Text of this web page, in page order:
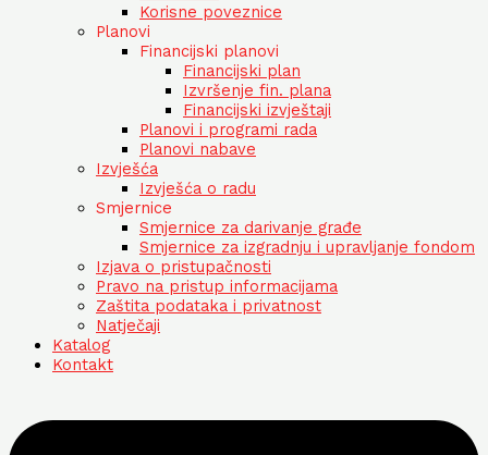
Korisne poveznice
Planovi
Financijski planovi
Financijski plan
Izvršenje fin. plana
Financijski izvještaji
Planovi i programi rada
Planovi nabave
Izvješća
Izvješća o radu
Smjernice
Smjernice za darivanje građe
Smjernice za izgradnju i upravljanje fondom
Izjava o pristupačnosti
Pravo na pristup informacijama
Zaštita podataka i privatnost
Natječaji
Katalog
Kontakt